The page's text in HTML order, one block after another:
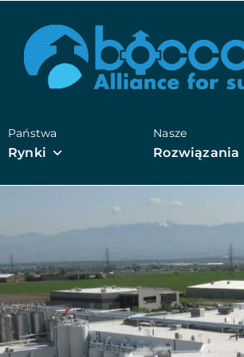
Państwa
Rynki
Nasze
Rozwiązania